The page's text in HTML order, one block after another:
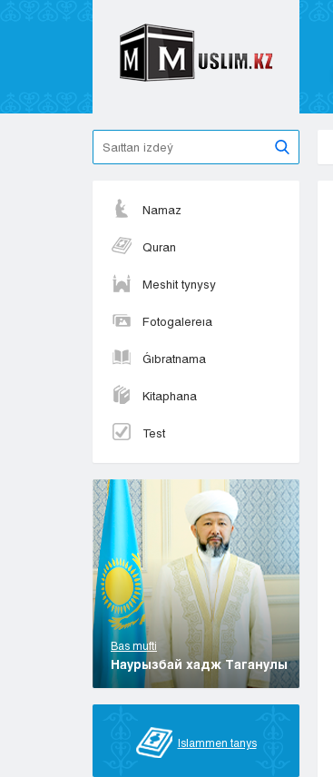
Namaz
Quran
Meshit tynysy
Fotogalereıa
Ǵıbratnama
Kitaphana
Test
Bas mufti
Наурызбай хадж Таганулы
Islammen tanys